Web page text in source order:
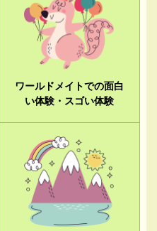
ワールドメイトでの面白
い体験・スゴい体験